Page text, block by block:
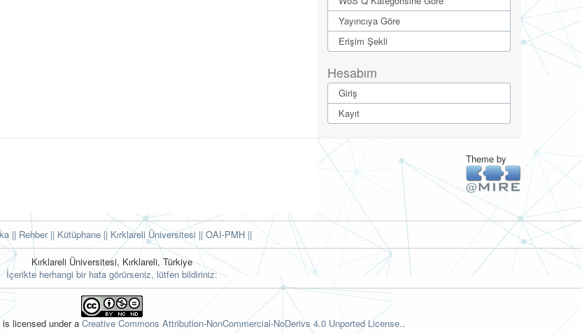
Yayıncıya Göre
Erişim Şekli
Hesabım
Giriş
Kayıt
Theme by
|| Rehber|| Kütüphane|| Kırklareli Üniversitesi || OAI-PMH ||
Kırklareli Üniversitesi, Kırklareli, Türkiye
İçerikte herhangi bir hata görürseniz, lütfen bildiriniz:
is licensed under a Creative Commons Attribution-NonCommercial-NoDerivs 4.0 Unported License..